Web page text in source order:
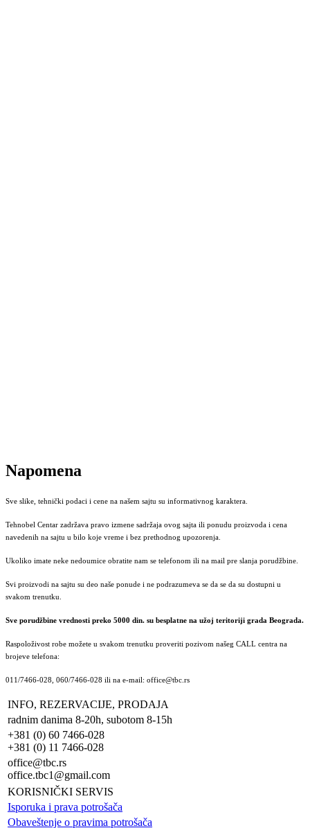
Napomena
Sve slike, tehnički podaci i cene na našem sajtu su informativnog karaktera.
Tehnobel Centar zadržava pravo izmene sadržaja ovog sajta ili ponudu proizvoda i cena
navedenih na sajtu u bilo koje vreme i bez prethodnog upozorenja.
Ukoliko imate neke nedoumice obratite nam se telefonom ili na mail pre slanja porudžbine.
Svi proizvodi na sajtu su deo naše ponude i ne podrazumeva se da se da su dostupni u
svakom trenutku.
Sve porudžbine vrednosti preko 5000 din. su besplatne na užoj teritoriji grada Beograda.
Raspoloživost robe možete u svakom trenutku proveriti pozivom našeg CALL centra na
brojeve telefona:
011/7466-028, 060/7466-028 ili na e-mail: office@tbc.rs
INFO, REZERVACIJE, PRODAJA
radnim danima 8-20h, subotom 8-15h
+381 (0) 60 7466-028
+381 (0) 11 7466-028
office@tbc.rs
office.tbc1@gmail.com
KORISNIČKI SERVIS
Isporuka i prava potrošača
Obaveštenje o pravima potrošača